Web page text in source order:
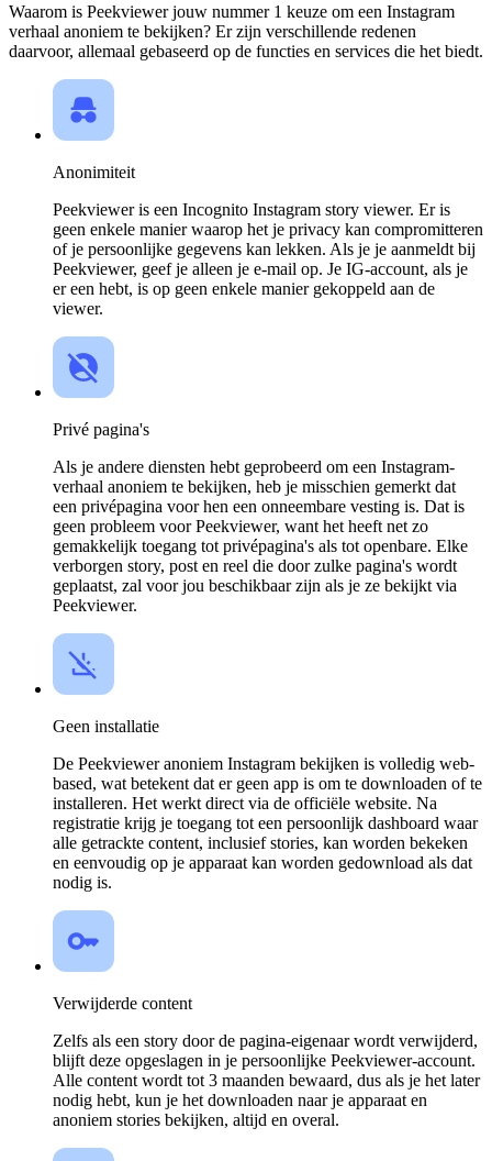
Waarom is Peekviewer jouw nummer 1 keuze om een Instagram
verhaal anoniem te bekijken? Er zijn verschillende redenen
daarvoor, allemaal gebaseerd op de functies en services die het biedt.
Anonimiteit
Peekviewer is een Incognito Instagram story viewer. Er is
geen enkele manier waarop het je privacy kan compromitteren
of je persoonlijke gegevens kan lekken. Als je je aanmeldt bij
Peekviewer, geef je alleen je e-mail op. Je IG-account, als je
er een hebt, is op geen enkele manier gekoppeld aan de
viewer.
Privé pagina's
Als je andere diensten hebt geprobeerd om een Instagram-
verhaal anoniem te bekijken, heb je misschien gemerkt dat
een privépagina voor hen een onneembare vesting is. Dat is
geen probleem voor Peekviewer, want het heeft net zo
gemakkelijk toegang tot privépagina's als tot openbare. Elke
verborgen story, post en reel die door zulke pagina's wordt
geplaatst, zal voor jou beschikbaar zijn als je ze bekijkt via
Peekviewer.
Geen installatie
De Peekviewer anoniem Instagram bekijken is volledig web-
based, wat betekent dat er geen app is om te downloaden of te
installeren. Het werkt direct via de officiële website. Na
registratie krijg je toegang tot een persoonlijk dashboard waar
alle getrackte content, inclusief stories, kan worden bekeken
en eenvoudig op je apparaat kan worden gedownload als dat
nodig is.
Verwijderde content
Zelfs als een story door de pagina-eigenaar wordt verwijderd,
blijft deze opgeslagen in je persoonlijke Peekviewer-account.
Alle content wordt tot 3 maanden bewaard, dus als je het later
nodig hebt, kun je het downloaden naar je apparaat en
anoniem stories bekijken, altijd en overal.